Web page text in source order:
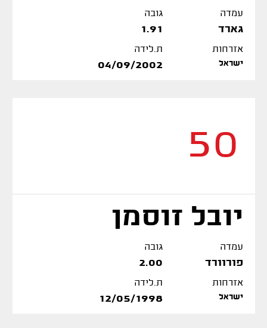
עמדה
גארד
גובה
1.91
אזרחות
ישראל
ת.לידה
04/09/2002
50
יובל זוסמן
עמדה
פורוורד
גובה
2.00
אזרחות
ישראל
ת.לידה
12/05/1998